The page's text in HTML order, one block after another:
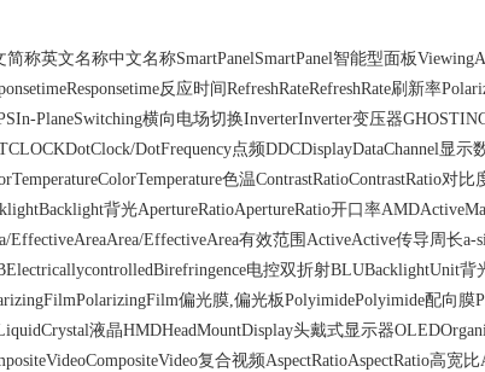
简称英文名称中文名称SmartPanelSmartPanel智能型面板
反应时间RefreshRateRefreshRate刷新率
PlaneSwitching横向电场切换InverterInverter变压器
DotFrequency点频DDCDisplayDataChannel显示
色温ContrastRatioContrastRatio对比
背光ApertureRatioApertureRatio开口率
EffectiveAreaArea/EffectiveArea有效范围ActiveActive传导周长a-
电控双折射BLUBacklightUnit
偏光膜,偏光板PolyimidePolyimide配向膜
液晶HMDHeadMountDisplay头戴式显示器
复合视频AspectRatioAspectRatio高宽